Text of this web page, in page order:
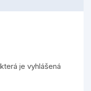
je vyhlášená